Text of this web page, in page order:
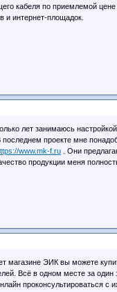
кабеля по приемлемой
и интернет-площадок.
лет занимаюсь
последнем проекте мне
www.mk-f.ru. Они
продукции меня
магазине ЭИК вы можете
Всё в одном месте за
проконсультироваться с